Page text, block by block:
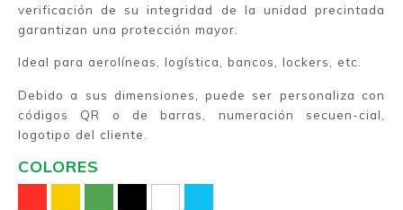
verificación de su integridad de la unidad precintada
garantizan una protección mayor.
Ideal para aerolíneas, logística, bancos, lockers, etc.
Debido a sus dimensiones, puede ser personaliza con
códigos QR o de barras, numeración secuen-cial,
logotipo del cliente.
COLORES